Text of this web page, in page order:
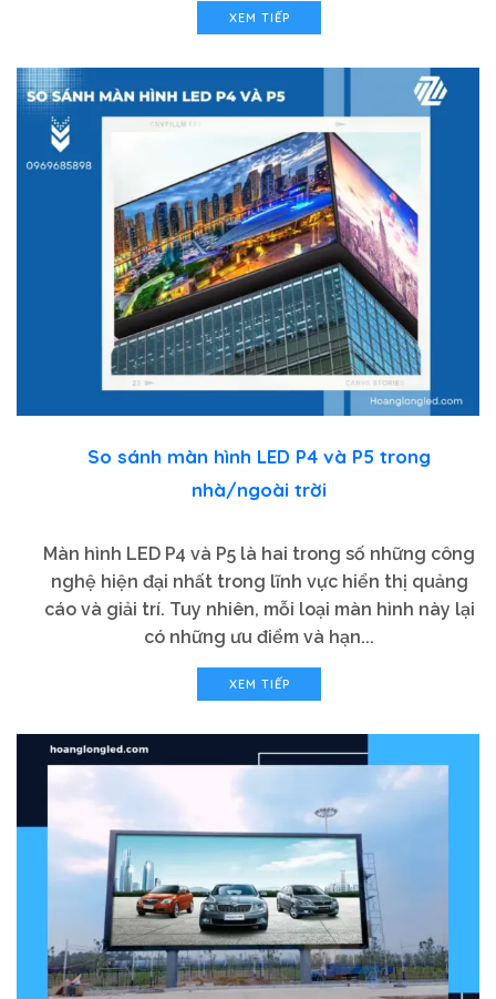
XEM TIẾP
So sánh màn hình LED P4 và P5 trong
nhà/ngoài trời
Màn hình LED P4 và P5 là hai trong số những công
nghệ hiện đại nhất trong lĩnh vực hiển thị quảng
cáo và giải trí. Tuy nhiên, mỗi loại màn hình này lại
có những ưu điểm và hạn...
XEM TIẾP